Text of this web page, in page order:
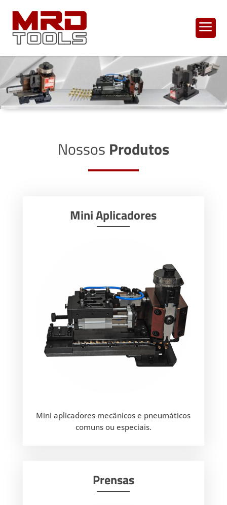
a
Nossos Produtos
Mini Aplicadores
Mini aplicadores mecânicos e pneumáticos
comuns ou especiais.
Prensas